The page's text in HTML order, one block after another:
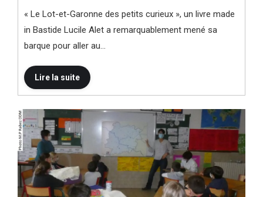
« Le Lot-et-Garonne des petits curieux », un livre made
in Bastide Lucile Alet a remarquablement mené sa
barque pour aller au…